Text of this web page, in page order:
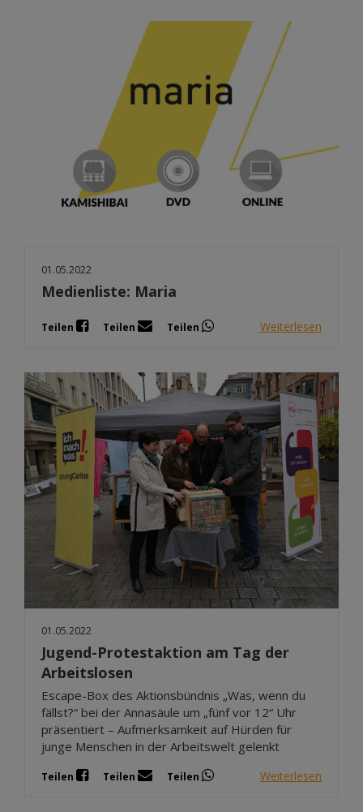
01.05.2022
Medienliste: Maria
Teilen Teilen Teilen Weiterlesen
01.05.2022
Jugend-Protestaktion am Tag der
Arbeitslosen
Escape-Box des Aktionsbündnis „Was, wenn du
fällst?“ bei der Annasäule um „fünf vor 12“ Uhr
präsentiert – Aufmerksamkeit auf Hürden für
junge Menschen in der Arbeitswelt gelenkt
Teilen Teilen Teilen Weiterlesen